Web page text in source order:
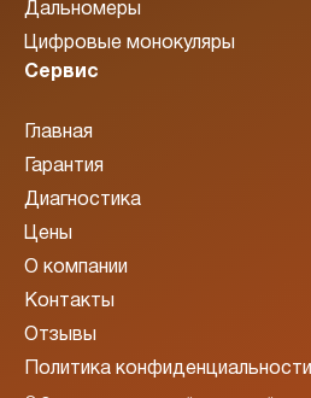
Дальномеры
Цифровые монокуляры
Сервис
Главная
Гарантия
Диагностика
Цены
О компании
Контакты
Отзывы
Политика конфиденциальности